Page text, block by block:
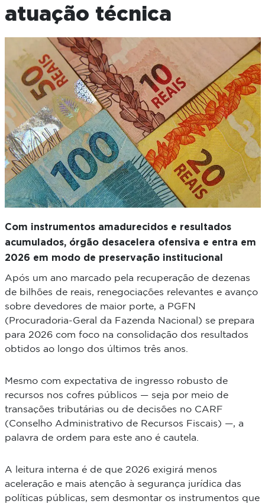
atuação técnica
Com instrumentos amadurecidos e resultados
acumulados, órgão desacelera ofensiva e entra em
2026 em modo de preservação institucional
Após um ano marcado pela recuperação de dezenas
de bilhões de reais, renegociações relevantes e avanço
sobre devedores de maior porte, a PGFN
(Procuradoria-Geral da Fazenda Nacional) se prepara
para 2026 com foco na consolidação dos resultados
obtidos ao longo dos últimos três anos.
Mesmo com expectativa de ingresso robusto de
recursos nos cofres públicos — seja por meio de
transações tributárias ou de decisões no CARF
(Conselho Administrativo de Recursos Fiscais) —, a
palavra de ordem para este ano é cautela.
A leitura interna é de que 2026 exigirá menos
aceleração e mais atenção à segurança jurídica das
políticas públicas, sem desmontar os instrumentos que